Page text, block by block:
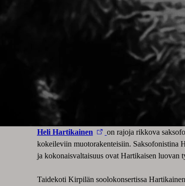
Heli Hartikainen
on rajoja rikkova
kokeileviin muotorakenteisiin. Saksofonistina
ja kokonaisvaltaisuus ovat Hartikaisen luovan
Taidekoti Kirpilän soolokonsertissa